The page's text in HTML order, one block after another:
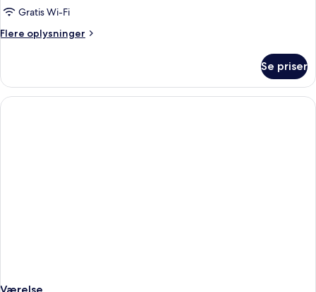
Gratis Wi-Fi
Flere oplysninger
Flere
Se priser
Værelse